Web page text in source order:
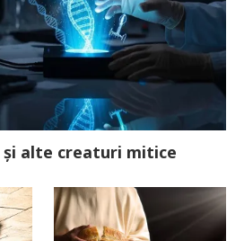
și alte creaturi mitice